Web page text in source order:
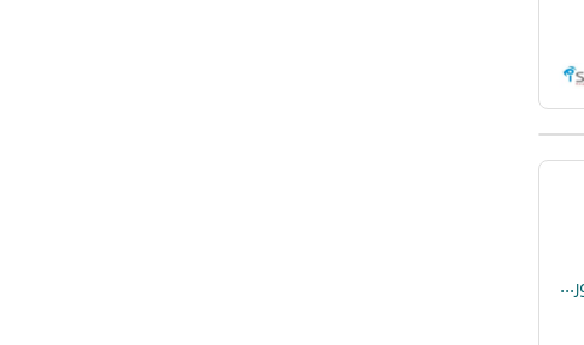
شقه للبيع أرضى بحديقه فى الأندلس ٢ ناصيه ممر استلام فورى بالعداد بالقرب من التسعين الجنوبى وكمبوند مفيدا وكمبوند هايد بارك